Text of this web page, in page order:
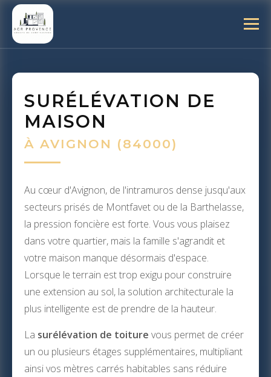
SURÉLÉVATION DE
MAISON
À AVIGNON (84000)
Au cœur d'Avignon, de l'intramuros dense jusqu'aux
secteurs prisés de Montfavet ou de la Barthelasse,
la pression foncière est forte. Vous vous plaisez
dans votre quartier, mais la famille s'agrandit et
votre maison manque désormais d'espace.
Lorsque le terrain est trop exigu pour construire
une extension au sol, la solution architecturale la
plus intelligente est de prendre de la hauteur.
La surélévation de toiture vous permet de créer
un ou plusieurs étages supplémentaires, multipliant
ainsi vos mètres carrés habitables sans réduire